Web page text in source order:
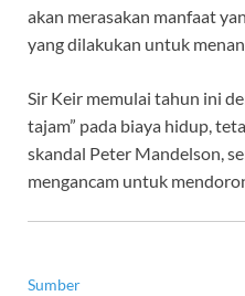
akan merasakan manfaat
yang dilakukan untuk
Sir Keir memulai tahun ini
tajam” pada biaya hidup,
skandal Peter Mandelson,
mengancam untuk
Sumber